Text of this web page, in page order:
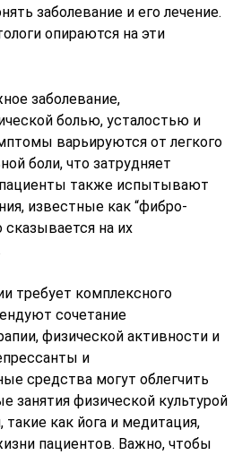
заболевание и его лечение.
опираются на эти
заболевание,
болью, усталостью и
варьируются от легкого
боли, что затрудняет
пациенты также испытывают
известные как “фибро-
сказывается на их
требует комплексного
сочетание
физической активности и
и
средства могут облегчить
занятия физической культурой
как йога и медитация,
пациентов. Важно, чтобы